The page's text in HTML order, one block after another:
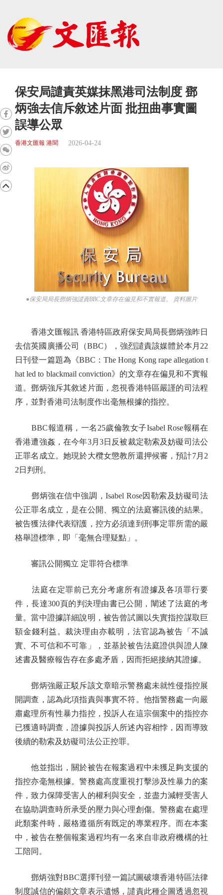
保安局譴責英媒抹黑港司法制度 鄧
炳強去信斥敘述片面 批扭曲事實圖
誤導公眾
香港文匯報 港聞 2026-04-24
●保安局局長鄧炳強譴責BBC文章存在偏見和不實報道。 資料圖片
香港文匯報訊 香港特區政府保安局局長鄧炳強昨日
去信英國廣播公司（BBC），強烈譴責該媒體於本月22
日刊登一篇題為《BBC：The Hong Kong rape allegation t
hat led to blackmail conviction》的文章存在偏見和不實報
道。鄧炳強斥其敘述片面，忽視香港特區嚴謹的司法程
序，並對香港司法制度作出毫無根據的指控。
BBC報道稱，一名25歲倫敦女子Isabel Rose報稱在
香港遭強姦，在今年3月3日反被裁定勒索及妨礙司法公
正罪名成立。她現於大欖女懲教所還押候審，預計7月2
2日判刑。
鄧炳強在信中強調，Isabel Rose因勒索及妨礙司法
公正罪名成立，是在公開、獨立的法庭審訊後的結果。
被告獲法律代表辯護，控方必須達到刑事定罪所需的嚴
格舉證標準，即「毫無合理疑點」。
審訊公開獨立 定罪符合標準
法庭在定罪前已充分考慮所有證據及各項罪行要
件，長達300頁的判決理由書已公開，闡述了法庭的考
量。當中證據詳細說明，被告曾試圖以失實指控謀取巨
額金錢利益。裁決理由亦載明，法官認為被告「不誠
實、不可信和不可靠」，並基於被告法庭證供與證人陳
述書及醫療報告存在多處矛盾，因而拒絕接納其證據。
鄧炳強嚴正駁斥該文章暗示警務處未就性侵指控展
開調查，認為此項指責與事實不符。他指警務處一向嚴
肅處理所有性暴力指控，投訴人在這宗個案中的指控亦
已獲適時調查，證據與投訴人所述內容相悖，因而導致
後續的勒索及妨礙司法公正控罪。
他並指出，關於被告在報案過程中未獲足夠支援的
指控亦毫無根據。警務處高度重視打擊涉及性暴力的案
件，致力保障受害人的權利與安全，並盡力減輕受害人
在協助調查時所承受的壓力與心理創傷。警務處在處理
此類案件時，嚴格遵循所有既定的專業程序。而在本案
中，被告在整個報案過程均有一名來自非政府機構的社
工陪同。
鄧炳強對BBC選擇刊登一篇試圖破壞香港特區法律
制度誠信的偏頗文章表示遺憾，譴責此種企圖透過忽視